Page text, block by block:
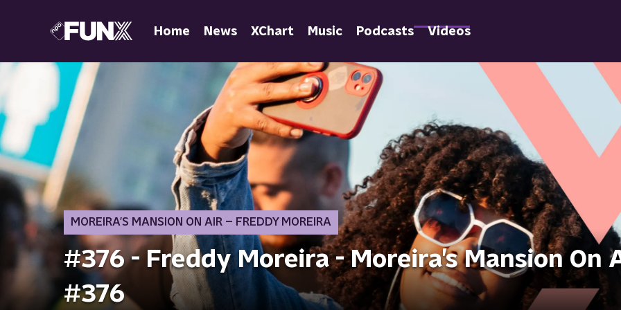
Home News XChart Music Podcasts Videos
MOREIRA’S MANSION ON AIR – FREDDY MOREIRA
#376 - Freddy Moreira - Moreira’s Mansion On
#376